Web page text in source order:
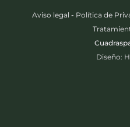
Aviso legal - Política de
Diseño: